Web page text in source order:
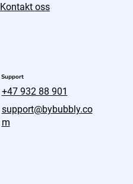
Kontakt oss
Support
+47 932 88 901
support@bybubbly.co
m